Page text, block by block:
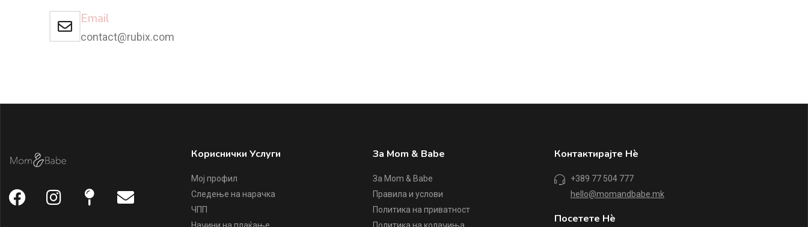
Email
contact@rubix.com
Кориснички Услуги
Мој профил
Следење на нарачка
ЧПП
За Mom & Babe
За Mom & Babe
Правила и услови
Политика на приватност
Контактирајте Нè
+389 77 504 777
hello@momandbabe.mk
Посетете Нè